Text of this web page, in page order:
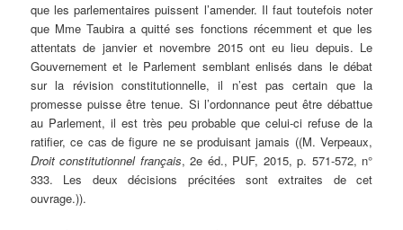
que les parlementaires puissent l’amender. Il faut toutefois noter
que Mme Taubira a quitté ses fonctions récemment et que les
attentats de janvier et novembre 2015 ont eu lieu depuis. Le
Gouvernement et le Parlement semblant enlisés dans le débat
sur la révision constitutionnelle, il n’est pas certain que la
promesse puisse être tenue. Si l’ordonnance peut être débattue
au Parlement, il est très peu probable que celui-ci refuse de la
ratifier, ce cas de figure ne se produisant jamais ((M. Verpeaux,
Droit constitutionnel français, 2e éd., PUF, 2015, p. 571-572, n°
333. Les deux décisions précitées sont extraites de cet
ouvrage.)).